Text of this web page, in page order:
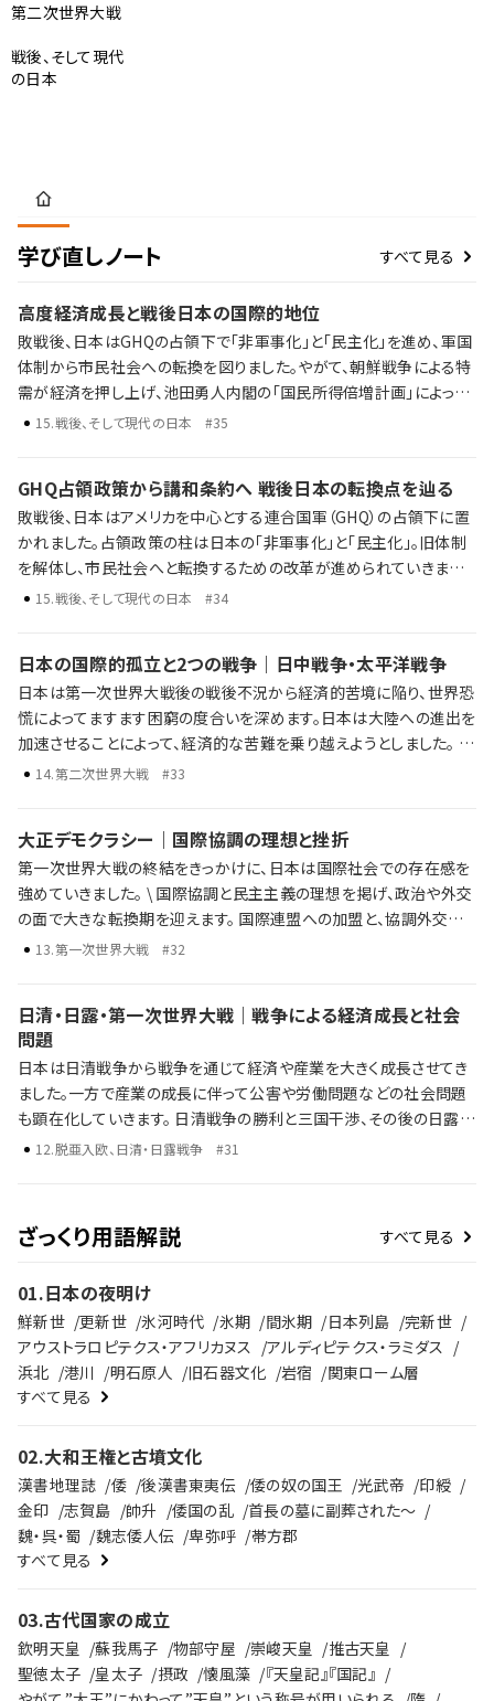
第二次世界大戦
戦後、そして現代
の日本
学び直しノート すべて見る
高度経済成長と戦後日本の国際的地位
敗戦後、日本はGHQの占領下で「非軍事化」と「民主化」を進め、軍国
体制から市民社会への転換を図りました。やがて、朝鮮戦争による特
需が経済を押し上げ、池田勇人内閣の「国民所得倍増計画」によって
高度経済成長期が到来。東海道新幹線の開通、東京オリンピックの開
ショックやバブル経済の崩壊 占領から高度経済成長へ。そして、成長
の終焉と新たな時代の入り口へ。歴史年表だけでは語り尽くせない
戦後日本がたどった激動の数十年を、ラジレキが独自解説します。
15.戦後、そして現代の日本 #35
GHQ占領政策から講和条約へ 戦後日本の転換点を辿る
敗戦後、日本はアメリカを中心とする連合国軍（GHQ）の占領下に置
かれました。占領政策の柱は日本の「非軍事化」と「民主化」。旧体制
を解体し、市民社会へと転換するための改革が進められていきまし
た。 敗戦と日本の再出発 占領政策と「非軍事化・民主化」 冷戦下に15.戦後、そして現代の日本 #34
日本の国際的孤立と2つの戦争｜日中戦争・太平洋戦争
日本は第一次世界大戦後の戦後不況から経済的苦境に陥り、世界恐
慌によってますます困窮の度合いを深めます。日本は大陸への進出を
加速させることによって、経済的な苦難を乗り越えようとしました。 し
かし、大陸への進出は中国との武力衝突へと発展し、国際的な孤立
中戦争 第二次世界大戦と日本の対応 太平洋戦争の始まりと戦争の
終結 歴史年表だけでは語り尽くせない彼らの野望、戦略、そして後の
時代への影響を、ラジレキが独自解説します。
14.第二次世界大戦 #33
大正デモクラシー｜国際協調の理想と挫折
第一次世界大戦の終結をきっかけに、日本は国際社会での存在感を
強めていきました。 \ 国際協調と民主主義の理想を掲げ、政治や外交
の面で大きな転換期を迎えます。 国際連盟への加盟と、協調外交の
推進 政党内閣の成立と「憲政の常道」 普通選挙法の制定による選挙
調路線は行き詰まっていきます。 \ 激動の時代、大正デモクラシーの
光と影を、ラジレキが独自解説します。
13.第一次世界大戦 #32
日清・日露・第一次世界大戦｜戦争による経済成長と社会
問題
日本は日清戦争から戦争を通じて経済や産業を大きく成長させてき
ました。一方で産業の成長に伴って公害や労働問題などの社会問題
も顕在化していきます。 日清戦争の勝利と三国干渉、その後の日露戦
争 第一次世界大戦による日本の国際的影響力の高まり 戦争による
す。
12.脱亜入欧、日清・日露戦争 #31
ざっくり用語解説 すべて見る
01.日本の夜明け
鮮新世 更新世 氷河時代 氷期 間氷期 日本列島
完新世
アウストラロピテクス・アフリカヌス
アルディピテクス・ラミダス
浜北
港川 明石原人 旧石器文化 岩宿
関東ローム層
すべて見る
02.大和王権と古墳文化
漢書地理誌 倭 後漢書東夷伝 倭の奴の国王 光武帝
印綬
金印
志賀島 帥升 倭国の乱
首長の墓に副葬された～
魏・呉・蜀
魏志倭人伝 卑弥呼
帯方郡
すべて見る
03.古代国家の成立
欽明天皇 蘇我馬子 物部守屋 崇峻天皇
推古天皇
聖徳太子
皇太子 摂政 懐風藻
『天皇記』『国記』